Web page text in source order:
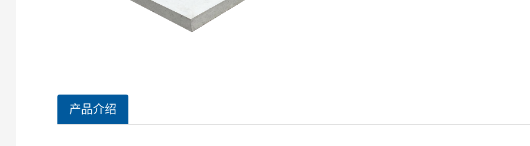
产品介绍